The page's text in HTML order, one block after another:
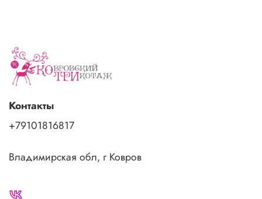
Контакты
+79101816817
Владимирская обл, г Ковров